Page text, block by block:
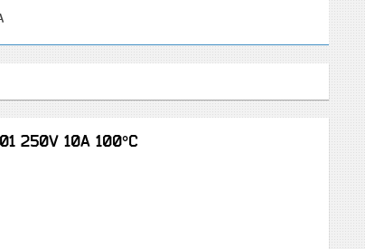
250V 10A 100°C